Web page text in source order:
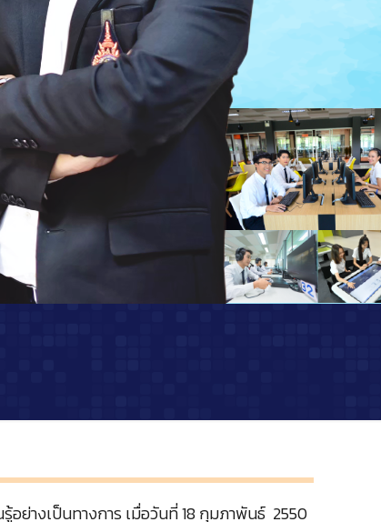
อย่างเป็นทางการ เมื่อวันที่ 18 กุมภาพันธ์ 2550